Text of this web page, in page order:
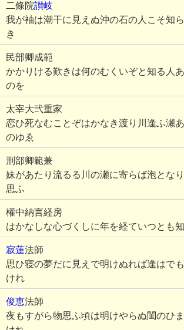
二條院讃岐
我が袖は潮干に見えぬ沖の石の人こそ知
き
民部卿成範
かかりける歎きは何のむくいぞと知る人
のを
太宰大弐重家
恋ひ死なむことぞはかなき渡り川逢ふ瀬
のゆゑ
刑部卿範兼
妹があたり流るる川の瀬に寄らば泡とな
思ふ
權中納言経房
はかなしな心づくしに年を経ていつとも
寂蓮法師
思ひ寝の夢だに見えで明けぬれば逢はで
けれ
俊恵法師
夜もすがら物思ふ頃は明けやらぬ閨のひ